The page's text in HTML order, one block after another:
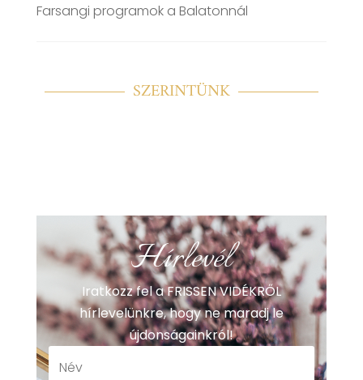
Farsangi programok a Balatonnál
SZERINTÜNK
Hírlevél
Iratkozz fel a FRISSEN VIDÉKRŐL
hírlevelünkre, hogy ne maradj le
újdonságainkról!